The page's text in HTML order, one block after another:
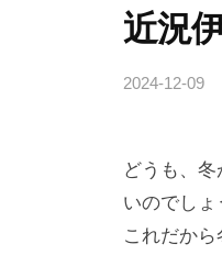
学
フ
ォ
ミ
ュ
ラ
近況
2024-12-09
h
i
b
どうも、
いのでしょ
これだから
ジ
ク